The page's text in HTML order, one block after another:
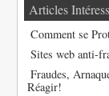
Articles
Comment se
Sites web anti-
Fraudes,
Réagir!